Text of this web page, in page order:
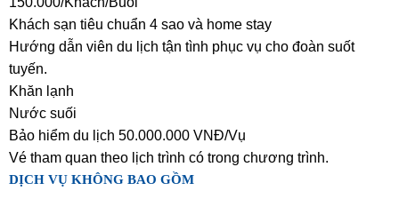
Khách sạn tiêu chuẩn 4 sao và home stay
Hướng dẫn viên du lịch tận tình phục vụ cho đoàn suốt
tuyến.
Khăn lạnh
Nước suối
Bảo hiểm du lịch 50.000.000 VNĐ/Vụ
Vé tham quan theo lịch trình có trong chương trình.
DỊCH VỤ KHÔNG BAO GỒM